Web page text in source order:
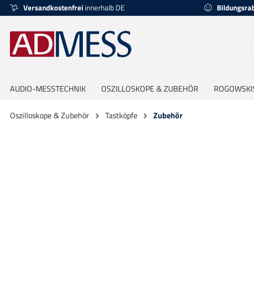
Zur Hauptnavigation springen
Versandkostenfrei innerhalb DE
AUDIO-MESSTECHNIK OSZILLOSKOPE & ZUBEHÖR
Oszilloskope & Zubehör Tastköpfe Zubehör